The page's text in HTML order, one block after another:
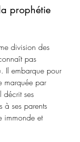
prophétie
division des
pas
Il embarque pour
marquée par
décrit ses
à ses parents
immonde et